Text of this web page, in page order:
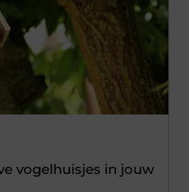
vogelhuisjes in jouw